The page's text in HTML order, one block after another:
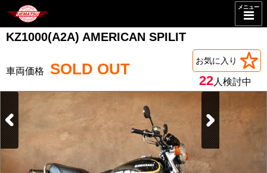
メニュー
KZ1000(A2A) AMERICAN SPILIT
SOLD OUT お気に入り
22人検討中